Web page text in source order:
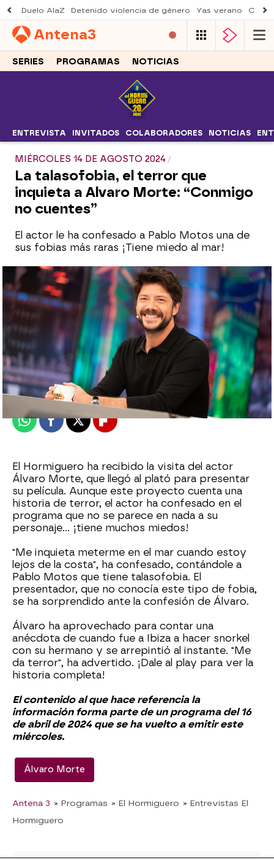
Duelo AlaZ Detenido violencia de género Yas verano
Antena3
SERIES PROGRAMAS NOTICIAS
ENTREVISTA INVITADOS COLABORADORES NOTICIAS
MIÉRCOLES 14 DE AGOSTO 2024
La talasofobia, el terror que
inquieta a Alvaro Morte: “Conmigo
no cuentes”
El actor le ha confesado a Pablo Motos una de
sus fobias más raras ¡Tiene miedo al mar!
Jennifer Severiche
Publicado: 14 de agosto de 2024, 22:04
WhatsappFacebook
X Flipboard
El Hormiguero ha recibido la visita del actor
Álvaro Morte, que llegó al plató para presentar
su película. Aunque este proyecto cuenta una
historia de terror, el actor ha confesado en el
programa que no se parece en nada a su
personaje... ¡tiene muchos miedos!
"Me inquieta meterme en el mar cuando estoy
lejos de la costa", ha confesado, contándole a
Pablo Motos que tiene talasofobia. El
presentador, que no conocía este tipo de fobia,
se ha sorprendido ante la confesión de Álvaro.
Álvaro ha aprovechado para contar una
anécdota de cuando fue a Ibiza a hacer snorkel
con su hermano y se arrepintió al instante. "Me
da terror", ha advertido. ¡Dale al play para ver la
historia completa!
El contenido al que hace referencia la
información forma parte de un programa del 16
de abril de 2024 que se ha vuelto a emitir este
miércoles.
Álvaro Morte
Antena 3 » Programas » El Hormiguero » Entrevistas El
Hormiguero